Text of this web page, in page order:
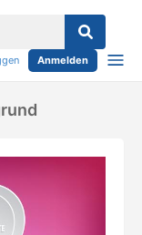
Anmelden